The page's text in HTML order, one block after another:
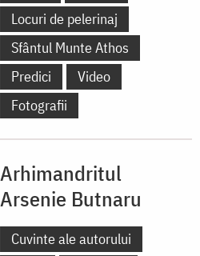
Locuri de pelerinaj
Sfântul Munte Athos
Predici
Video
Fotografii
Arhimandritul
Arsenie Butnaru
Cuvinte ale autorului